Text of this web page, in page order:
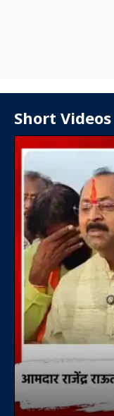
Short Videos